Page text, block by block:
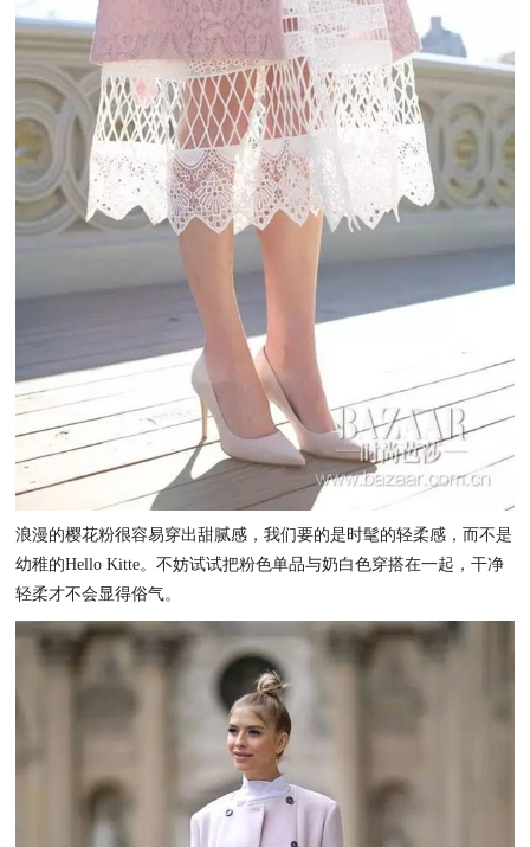
浪漫的樱花粉很容易穿出甜腻感，我们要的是时髦的轻柔感，而不是
幼稚的Hello Kitte。不妨试试把粉色单品与奶白色穿搭在一起，干净
轻柔才不会显得俗气。